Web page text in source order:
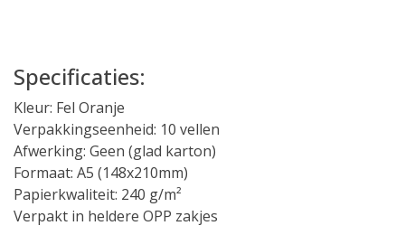
Specificaties:
Kleur: Fel Oranje
Verpakkingseenheid: 10 vellen
Afwerking: Geen (glad karton)
Formaat: A5 (148x210mm)
Papierkwaliteit: 240 g/m²
Verpakt in heldere OPP zakjes